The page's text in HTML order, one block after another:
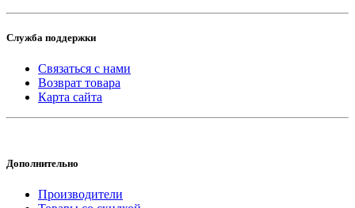
Служба поддержки
Связаться с нами
Возврат товара
Карта сайта
Дополнительно
Производители